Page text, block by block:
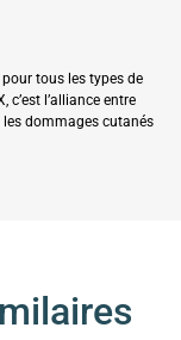
tous les types de
c’est l’alliance entre
dommages cutanés